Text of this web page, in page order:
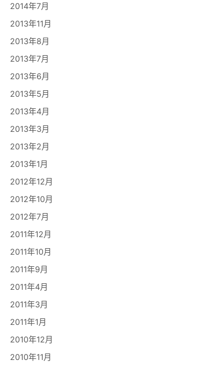
2014年7月
2013年11月
2013年8月
2013年7月
2013年6月
2013年5月
2013年4月
2013年3月
2013年2月
2013年1月
2012年12月
2012年10月
2012年7月
2011年12月
2011年10月
2011年9月
2011年4月
2011年3月
2011年1月
2010年12月
2010年11月